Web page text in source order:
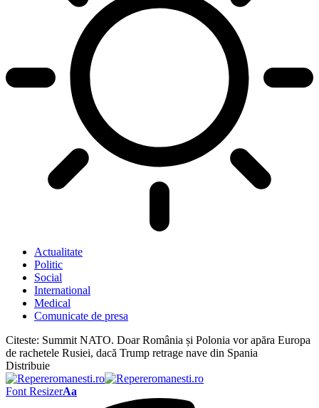
Actualitate
Politic
Social
International
Medical
Comunicate de presa
Citeste: Summit NATO. Doar România și Polonia vor apăra Europa
de rachetele Rusiei, dacă Trump retrage nave din Spania
Distribuie
Font ResizerAa